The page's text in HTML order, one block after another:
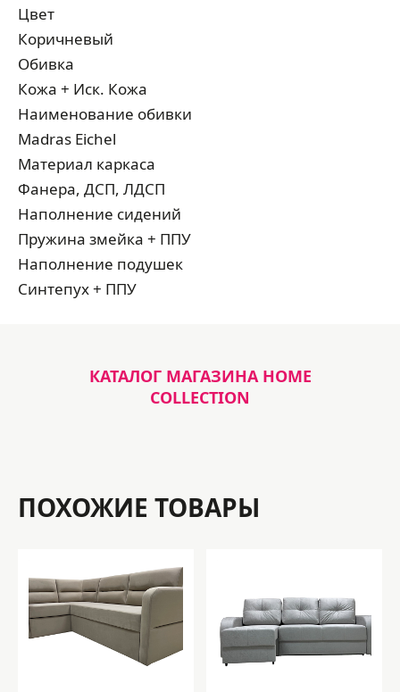
Цвет
Коричневый
Обивка
Кожа + Иск. Кожа
Наименование обивки
Madras Eichel
Материал каркаса
Фанера, ДСП, ЛДСП
Наполнение сидений
Пружина змейка + ППУ
Наполнение подушек
Синтепух + ППУ
КАТАЛОГ МАГАЗИНА HOME
COLLECTION
ПОХОЖИЕ ТОВАРЫ